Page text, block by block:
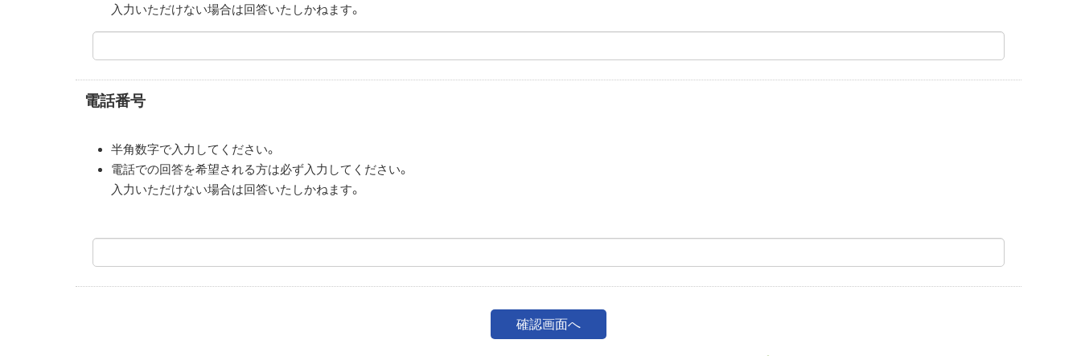
入力いただけない場合は回答いたしかねます。
電話番号
半角数字で入力してください。
電話での回答を希望される方は必ず入力してください。
入力いただけない場合は回答いたしかねます。